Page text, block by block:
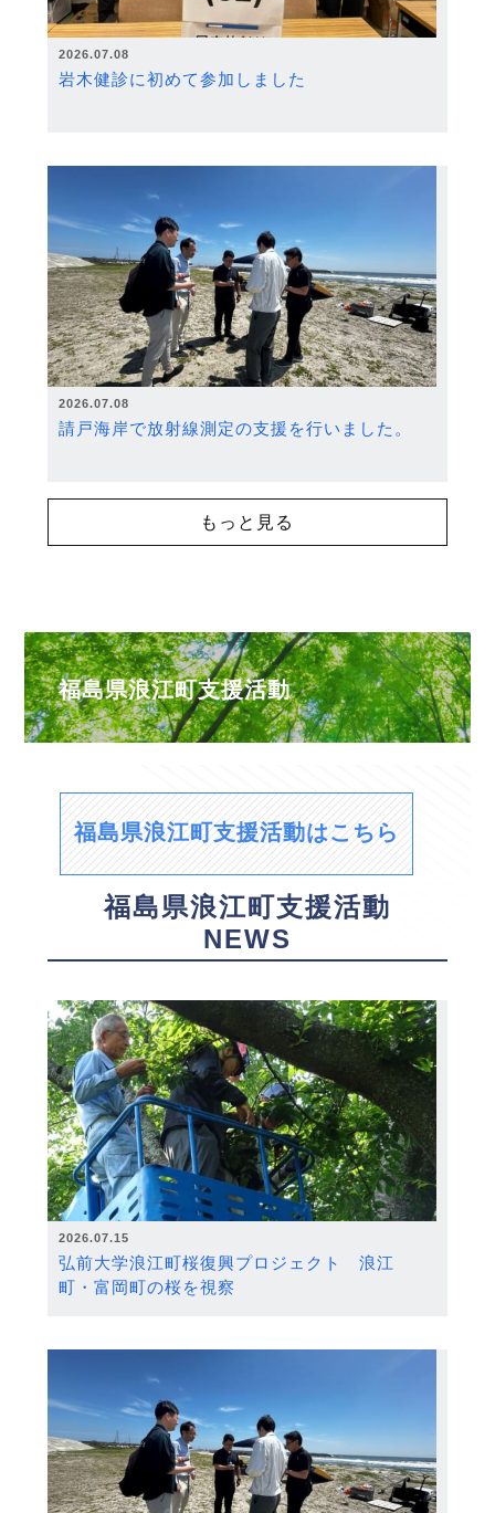
2026.07.08
岩木健診に初めて参加しました
2026.07.08
請戸海岸で放射線測定の支援を行いました。
もっと見る
福島県浪江町支援活動
福島県浪江町支援活動はこちら
福島県浪江町支援活動
NEWS
2026.07.15
弘前大学浪江町桜復興プロジェクト 浪江
町・富岡町の桜を視察